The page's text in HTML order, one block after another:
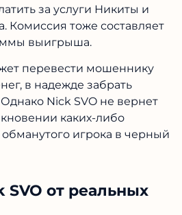
за услуги Никиты и
Комиссия тоже составляет
выигрыша.
перевести мошеннику
в надежде забрать
Nick SVO не вернет
каких-либо
игрока в черный
от реальных